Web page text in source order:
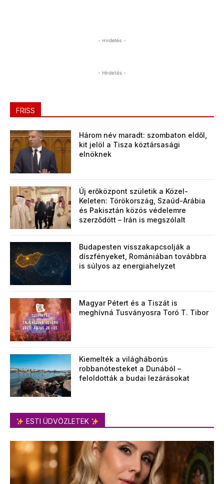
- Hirdetés -
- Hirdetés -
FRISS
Három név maradt: szombaton eldől,
kit jelöl a Tisza köztársasági
elnöknek
Új erőközpont születik a Közel-
Keleten: Törökország, Szaúd-Arábia
és Pakisztán közös védelemre
szerződött – Irán is megszólalt
Budapesten visszakapcsolják a
díszfényeket, Romániában továbbra
is súlyos az energiahelyzet
Magyar Pétert és a Tiszát is
meghívná Tusványosra Toró T. Tibor
Kiemelték a világháborús
robbanótesteket a Dunából –
feloldották a budai lezárásokat
ESTI ÜDVÖZLETEK